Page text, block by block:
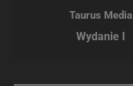
Taurus Media
Wydanie I